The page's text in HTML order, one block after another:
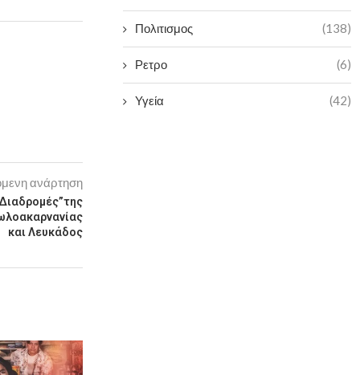
ανάρτηση
και Λευκάδος
Πολιτισμος (138)
Ρετρο (6)
Υγεία (42)